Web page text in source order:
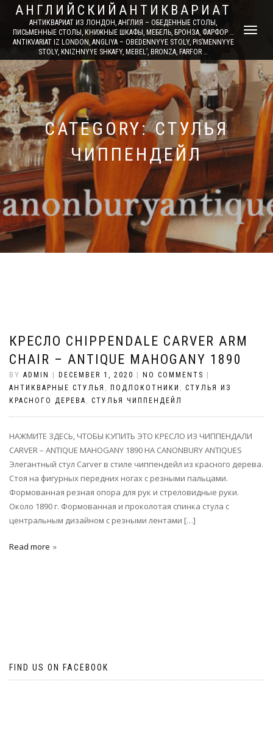
АНГЛИЙСКИЙАНТИКВАРИАТ
АНТИКВАРИАТ ИЗ ЛОНДОН, АНГЛИЯ – ОБЕДЕННЫЕ СТОЛЫ,
ПИСЬМЕННЫЕ СТОЛЫ, КНИЖНЫЕ ШКАФЫ, МЕБЕЛЬ, БРОНЗА, ФАРФОР …
ANTIKVARIAT IZ LONDON, ANGLIYA – OBEDENNYYE STOLY, PIS’MENNYYE
STOLY, KNIZHNYYE SHKAFY, MEBEL’, BRONZA, FARFOR …
TOGGLE
CATEGORY: СТУЛЬЯ
ЧИППЕНДЕЙЛ
КРЕСЛО CHIPPENDALE CARVER ARM
CHAIR – ANTIQUE MAHOGANY 1890
BY ADMIN DECEMBER 1, 2020 NO COMMENTS
АНТИКВАРНЫЕ СТУЛЬЯ , ПОДЛОКОТНИКИ , СТУЛЬЯ ИЗ
КРАСНОГО ДЕРЕВА , СТУЛЬЯ ЧИППЕНДЕЙЛ
НАЖМИТЕ ЗДЕСЬ, ЧТОБЫ КУПИТЬ ЭТО КРЕСЛО ИЗ ЧИППЕНДАЛИ
CARVER – ANTIQUE MAHOGANY 1890 НА CANONBURY ANTIQUES
Элегантный стул Carver в стиле чиппендейл из красного дерева.
Стоя на фигурных передних ногах с резными пальцами.
Формованная резная опора для рук и стреловидные руки.
Около 1890 г. Формованная и проколотая спинка стула с
центральным дизайном с резными лентами […]
Read more
FIND US ON FACEBOOK